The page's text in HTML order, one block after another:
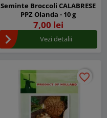
Seminte Broccoli CALABRESE
PPZ Olanda - 10 g
7,00 lei
Vezi detalii
favorite_border
favorite_border